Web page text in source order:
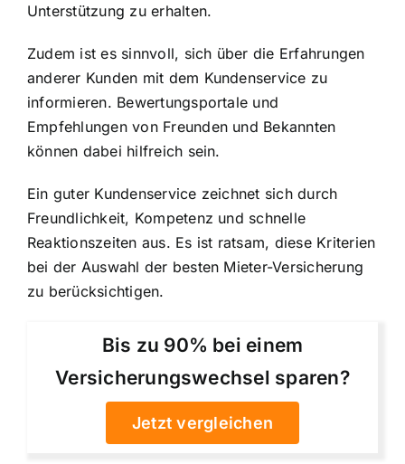
Unterstützung zu erhalten.
Zudem ist es sinnvoll, sich über die Erfahrungen
anderer Kunden mit dem Kundenservice zu
informieren. Bewertungsportale und
Empfehlungen von Freunden und Bekannten
können dabei hilfreich sein.
Ein guter Kundenservice zeichnet sich durch
Freundlichkeit, Kompetenz und schnelle
Reaktionszeiten aus. Es ist ratsam, diese Kriterien
bei der Auswahl der besten Mieter-Versicherung
zu berücksichtigen.
Bis zu 90% bei einem
Versicherungswechsel sparen?
Jetzt vergleichen